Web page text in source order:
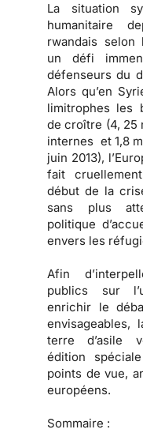
La situation
humanitaire
rwandais selon
un défi
défenseurs du
Alors qu’en
limitrophes les
de croître (4, 25
internes et 1,8
juin 2013),
fait
début de la
sans plus
politique
envers les
Afin
publics sur
enrichir le
envisageables,
terre d’asile
édition
points de vue,
européens.
Sommaire :